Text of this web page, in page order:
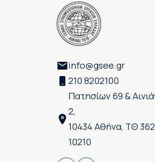
info@gsee.gr
210 8202100
Πατησίων 69 &
2,
10434 Αθήνα, ΤΘ
10210